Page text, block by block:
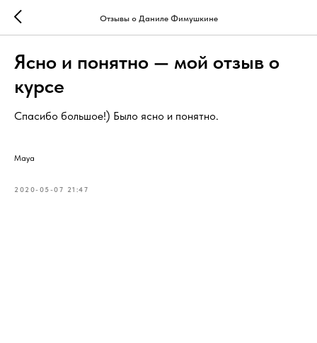
Отзывы о Даниле Фимушкине
Ясно и понятно — мой отзыв о
курсе
Спасибо большое!) Было ясно и понятно.
Maya
2020-05-07 21:47